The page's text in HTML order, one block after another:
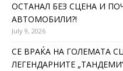
ОСТАНАЛ БЕЗ СЦЕНА И
АВТОМОБИЛИ?!
July 9, 2026
СЕ ВРАЌА НА ГОЛЕМАТА
ЛЕГЕНДАРНИТЕ